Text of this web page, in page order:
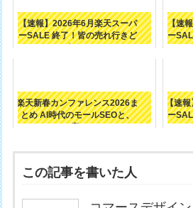
【速報】2026年6月楽天スーパ
ーSALE 終了！皆の売れ行きど
【速
ー
楽天新春カンファレンス2026ま
とめ AI時代のモールSEOと、
【速
ー
この記事を書いた人